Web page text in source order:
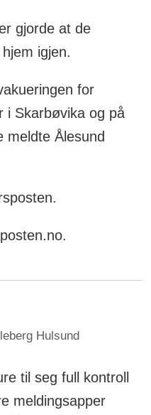
gjorde at de
igjen.
for
i Skarbøvika og på
meldte Ålesund
Hulsund
til seg full kontroll
meldingsapper